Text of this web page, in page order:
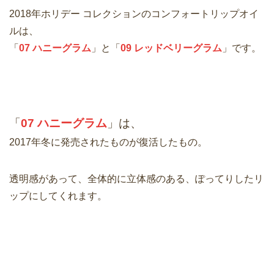
2018年ホリデー コレクションのコンフォートリップオイ
ルは、
「 07 ハニーグラム 」と「 09 レッドベリーグラム 」です。
「 07 ハニーグラム 」は、
2017年冬に発売されたものが復活したもの。
透明感があって、全体的に立体感のある、ぽってりしたリ
ップにしてくれます。